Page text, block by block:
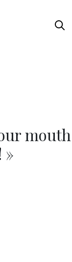
mouth
»